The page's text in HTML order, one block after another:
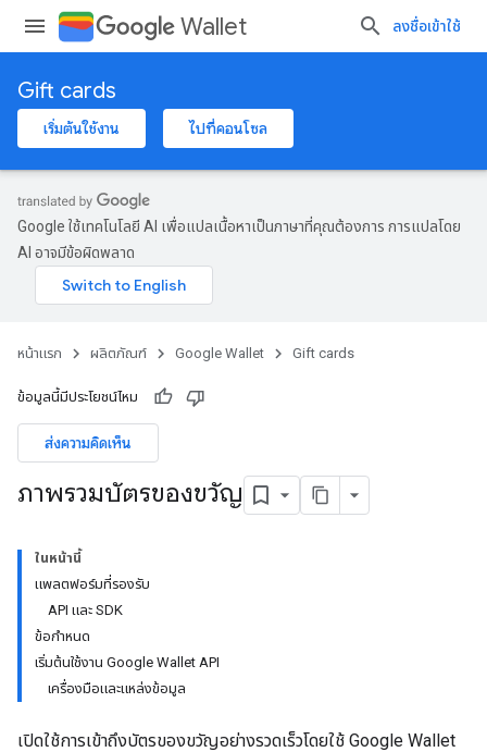
Wallet ลงชื่อเข้าใช้
Gift cards
เริ่มต้นใช้งาน ไปที่คอนโซล
Google ใช้เทคโนโลยี AI เพื่อแปลเนื้อหาเป็นภาษาที่คุณต้องการ การแปลโดย
AI อาจมีข้อผิดพลาด
หน้าแรก ผลิตภัณฑ์ Google Wallet Gift cards
ข้อมูลนี้มีประโยชน์ไหม
ส่งความคิดเห็น
ภาพรวมบัตรของขวัญ
ในหน้านี้
แพลตฟอร์มที่รองรับ
API และ SDK
ข้อกำหนด
เริ่มต้นใช้งาน Google Wallet API
เครื่องมือและแหล่งข้อมูล
เปิดใช้การเข้าถึงบัตรของขวัญอย่างรวดเร็วโดยใช้ Google Wallet